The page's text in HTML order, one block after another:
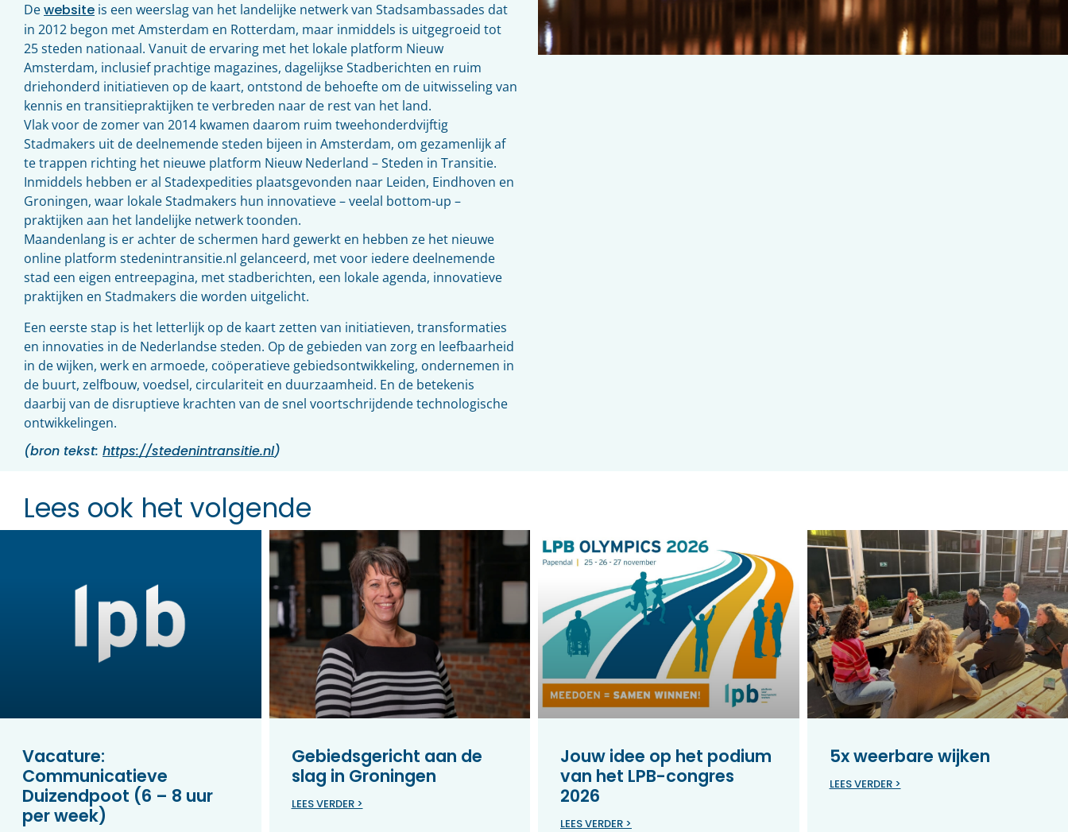
Dewebsite is een weerslag van het landelijke netwerk van Stadsambassades dat
in 2012 begon met Amsterdam en Rotterdam, maar inmiddels is uitgegroeid tot
25 steden nationaal. Vanuit de ervaring met het lokale platform Nieuw
Amsterdam, inclusief prachtige magazines, dagelijkse Stadberichten en ruim
driehonderd initiatieven op de kaart, ontstond de behoefte om de uitwisseling van
kennis en transitiepraktijken te verbreden naar de rest van het land.
Vlak voor de zomer van 2014 kwamen daarom ruim tweehonderdvijftig
Stadmakers uit de deelnemende steden bijeen in Amsterdam, om gezamenlijk af
te trappen richting het nieuwe platform Nieuw Nederland – Steden in Transitie.
Inmiddels hebben er al Stadexpedities plaatsgevonden naar Leiden, Eindhoven en
Groningen, waar lokale Stadmakers hun innovatieve – veelal bottom-up –
praktijken aan het landelijke netwerk toonden.
Maandenlang is er achter de schermen hard gewerkt en hebben ze het nieuwe
online platform stedenintransitie.nl gelanceerd, met voor iedere deelnemende
stad een eigen entreepagina, met stadberichten, een lokale agenda, innovatieve
praktijken en Stadmakers die worden uitgelicht.
Een eerste stap is het letterlijk op de kaart zetten van initiatieven, transformaties
en innovaties in de Nederlandse steden. Op de gebieden van zorg en leefbaarheid
in de wijken, werk en armoede, coöperatieve gebiedsontwikkeling, ondernemen in
de buurt, zelfbouw, voedsel, circulariteit en duurzaamheid. En de betekenis
daarbij van de disruptieve krachten van de snel voortschrijdende technologische
ontwikkelingen.
(bron tekst: https://stedenintransitie.nl)
Lees ook het volgende
Vacature:
Communicatieve
Duizendpoot (6 – 8 uur
per week)
Gebiedsgericht aan de
slag in Groningen
LEES VERDER >
Jouw idee op het podium
van het LPB-congres
2026
LEES VERDER >
5x weerbare wijken
LEES VERDER >